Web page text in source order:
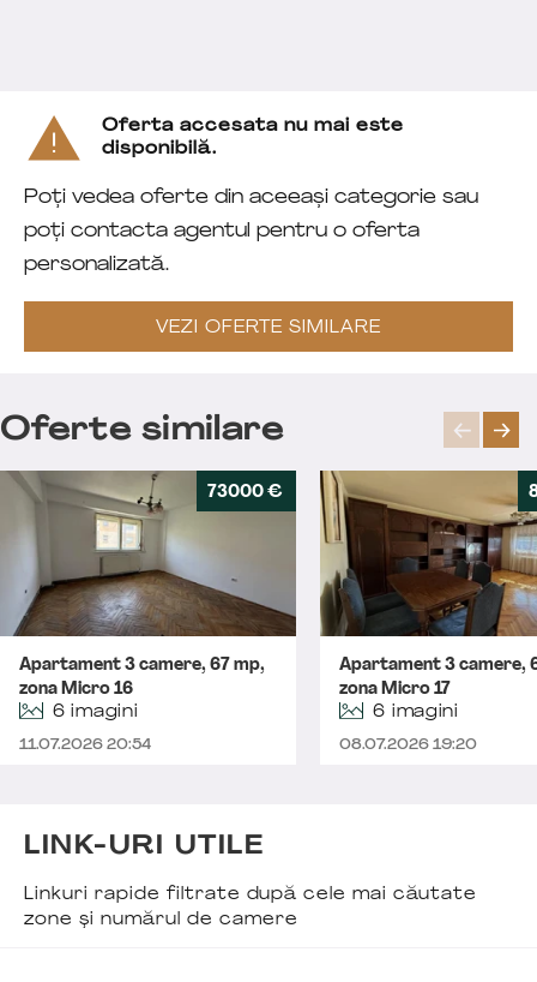
Oferta accesata nu mai este
disponibilă.
Poți vedea oferte din aceeași categorie sau
poți contacta agentul pentru o oferta
personalizată.
VEZI OFERTE SIMILARE
Oferte similare
73000 €
Apartament 3 camere, 67 mp,
zona Micro 16
6 imagini
11.07.2026 20:54
Apartament 3 camere,
zona Micro 17
6 imagini
08.07.2026 19:20
LINK-URI UTILE
Linkuri rapide filtrate după cele mai căutate
zone și numărul de camere